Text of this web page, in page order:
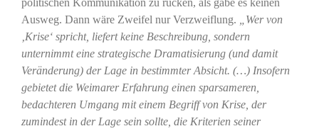
politischen Kommunikation zu rücken, als gäbe es keinen
Ausweg. Dann wäre Zweifel nur Verzweiflung. „Wer von
‚Krise‘ spricht, liefert keine Beschreibung, sondern
unternimmt eine strategische Dramatisierung (und damit
Veränderung) der Lage in bestimmter Absicht. (…) Insofern
gebietet die Weimarer Erfahrung einen sparsameren,
bedachteren Umgang mit einem Begriff von Krise, der
zumindest in der Lage sein sollte, die Kriterien seiner